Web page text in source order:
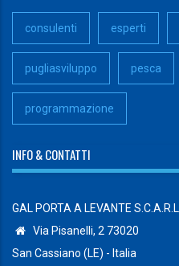
consulenti esperti
pugliasviluppo pesca
programmazione
INFO & CONTATTI
GAL PORTA A LEVANTE S.C.A.R.L.
Via Pisanelli, 2 73020
San Cassiano (LE) - Italia